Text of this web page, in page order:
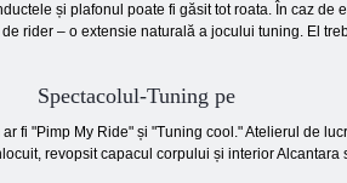
și plafonul poate fi găsit tot roata. În caz
rider – o extensie naturală a jocului tuning. El
Spectacolul-Tuning pe
fi "Pimp My Ride" și "Tuning cool." Atelierul de
revopsit capacul corpului și interior Alcantara